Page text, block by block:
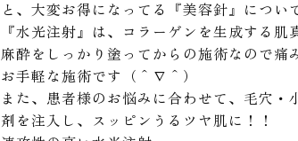
と、大変お得になってる『美容針』につい
『水光注射』は、コラーゲンを生成する
麻酔をしっかり塗ってからの施術なので
お手軽な施術です（＾∇＾）
また、患者様のお悩みに合わせて、毛穴
剤を注入し、スッピンうるツヤ肌に！！